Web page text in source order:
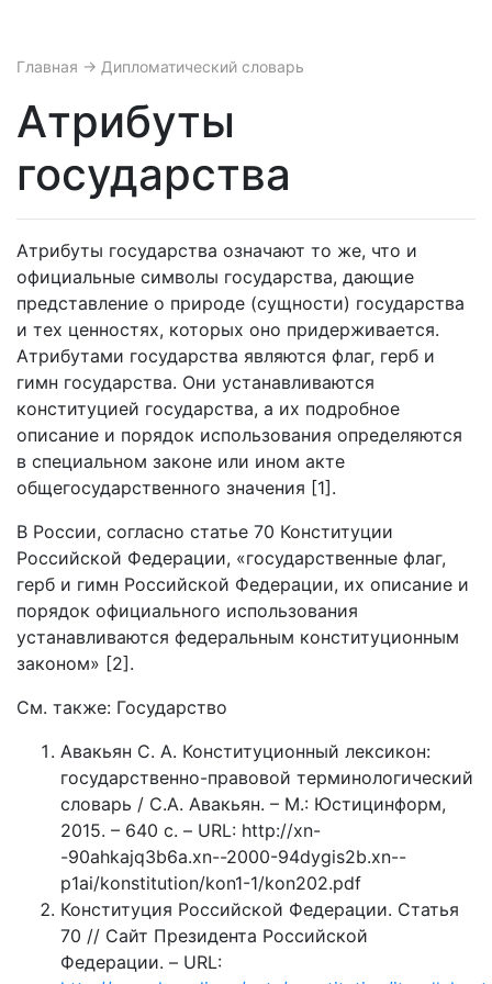
Главная → Дипломатический словарь
Атрибуты
государства
Атрибуты государства означают то же, что и
официальные символы государства, дающие
представление о природе (сущности) государства
и тех ценностях, которых оно придерживается.
Атрибутами государства являются флаг, герб и
гимн государства. Они устанавливаются
конституцией государства, а их подробное
описание и порядок использования определяются
в специальном законе или ином акте
общегосударственного значения [1].
В России, согласно статье 70 Конституции
Российской Федерации, «государственные флаг,
герб и гимн Российской Федерации, их описание и
порядок официального использования
устанавливаются федеральным конституционным
законом» [2].
См. также: Государство
Авакьян С. А. Конституционный лексикон:
государственно-правовой терминологический
словарь / С.А. Авакьян. – М.: Юстицинформ,
2015. – 640 с. – URL: http://xn-
-90ahkajq3b6a.xn--2000-94dygis2b.xn--
p1ai/konstitution/kon1-1/kon202.pdf
Конституция Российской Федерации. Статья
70 // Сайт Президента Российской
Федерации. – URL: